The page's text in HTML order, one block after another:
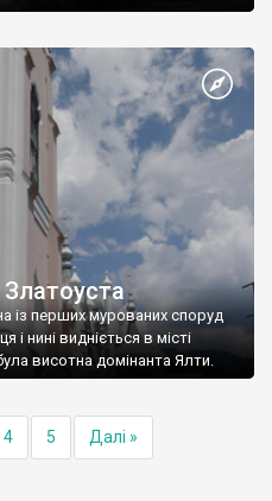
із перших мурованих споруд
нині видніється в місті
висотна домінанта Ялти.
4 5 Далі »